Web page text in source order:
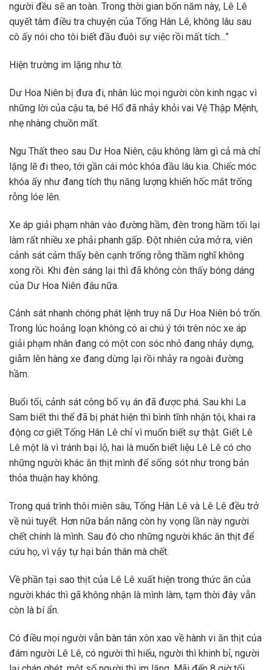
người đều sẽ an toàn. Trong thời gian bốn năm này, Lê Lê
quyết tâm điều tra chuyện của Tống Hân Lê, không lâu sau
cô ấy nói cho tôi biết đầu đuôi sự việc rồi mất tích…”
Hiện trường im lặng như tờ.
Dư Hoa Niên bị đưa đi, nhân lúc mọi người còn kinh ngạc vì
những lời của cậu ta, bé Hổ đã nhảy khỏi vai Vệ Thập Mệnh,
nhẹ nhàng chuồn mất.
Ngu Thất theo sau Dư Hoa Niên, cậu không làm gì cả mà chỉ
lặng lẽ đi theo, tới gần cái móc khóa đầu lâu kia. Chiếc móc
khóa ấy như đang tích thụ năng lượng khiến hốc mắt trống
rỗng lóe lên.
Xe áp giải phạm nhân vào đường hầm, đèn trong hầm tối lại
làm rất nhiều xe phải phanh gấp. Đột nhiên cửa mở ra, viên
cảnh sát cảm thấy bên cạnh trống rỗng thầm nghĩ không
xong rồi. Khi đèn sáng lại thì đã không còn thấy bóng dáng
của Dư Hoa Niên đâu nữa.
Cảnh sát nhanh chóng phát lệnh truy nã Dư Hoa Niên bỏ trốn.
Trong lúc hoảng loạn không có ai chú ý tới trên nóc xe áp
giải phạm nhân đang có một con sóc nhỏ đang nhảy dựng,
giẫm lên hàng xe đang dừng lại rồi nhảy ra ngoài đường
hầm.
Buổi tối, cảnh sát công bố vụ án đã được phá. Sau khi La
Sam biết thi thể đã bị phát hiện thì bình tĩnh nhận tội, khai ra
động cơ giết Tống Hân Lê chỉ vì muốn biết sự thật. Giết Lê
Lê một là vì tránh bại lộ, hai là muốn biết liệu Lê Lê có cho
những người khác ăn thịt mình để sống sót như trong bản
thỏa thuận hay không.
Trong quá trình thôi miên sâu, Tống Hân Lê và Lê Lê đều trở
về núi tuyết. Hơn nữa bản năng còn hy vọng lần này người
chết chính là mình. Sau đó cho những người khác ăn thịt để
cứu họ, vì vậy tự hại bản thân mà chết.
Về phần tại sao thịt của Lê Lê xuất hiện trong thức ăn của
người khác thì gã không nhận là mình làm, tạm thời đây vẫn
còn là bí ẩn.
Có điều mọi người vẫn bàn tán xôn xao về hành vi ăn thịt của
đám người Lê Lê, có người thì hiểu, người thì khinh bỉ, người